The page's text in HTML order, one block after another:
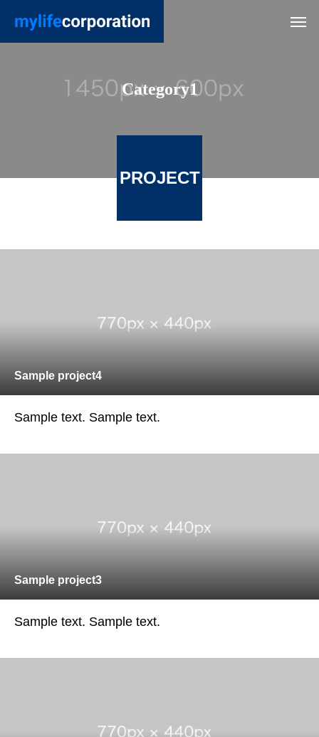
Category1
PROJECT
Sample project4
Sample text. Sample text.
Sample project3
Sample text. Sample text.